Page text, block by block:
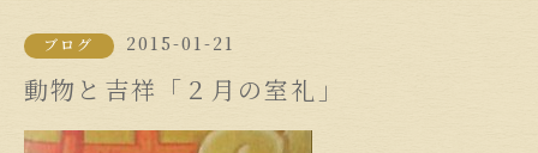
ブログ 2015-01-21
動物と吉祥「２月の室礼」